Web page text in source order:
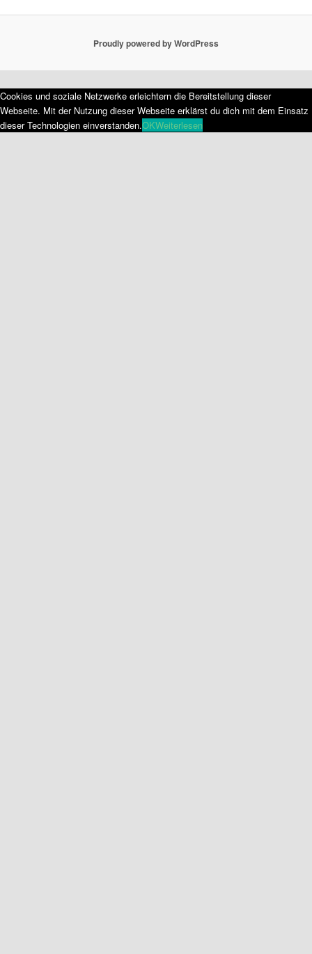
Proudly powered by WordPress
Cookies und soziale Netzwerke erleichtern die Bereitstellung dieser
Webseite. Mit der Nutzung dieser Webseite erklärst du dich mit dem Einsatz
dieser Technologien einverstanden.OKWeiterlesen